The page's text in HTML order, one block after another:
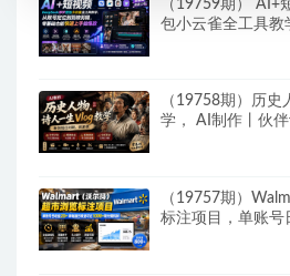
（19759期） AI+
包小云雀全工具教
（19758期）历
学， AI制作丨伙
（19757期）
标注项目，单账号